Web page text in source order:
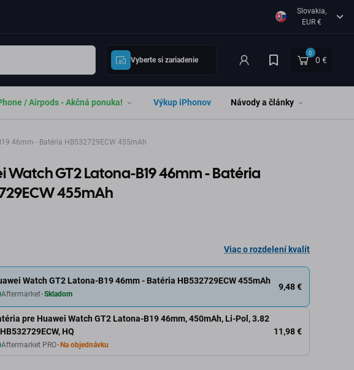
Slovakia,
EUR €
Vyberte si zariadenie
0
0 €
/ Airpods - Akčná ponuka! Výkup iPhonov Návody a články
46mm - Batéria HB532729ECW 455mAh
Watch GT2 Latona-B19 46mm - Batéria
455mAh
Viac o rozdelení kvalít
pre Huawei Watch GT2 Latona-B19 46mm, 450mAh, Li-Pol, 3.82
HQ
Aftermarket PRO Na objednávku
11,98 €
Watch GT2 Latona-B19 46mm - Batéria HB532729ECW 455mAh
Aftermarket Skladom
9,48 €